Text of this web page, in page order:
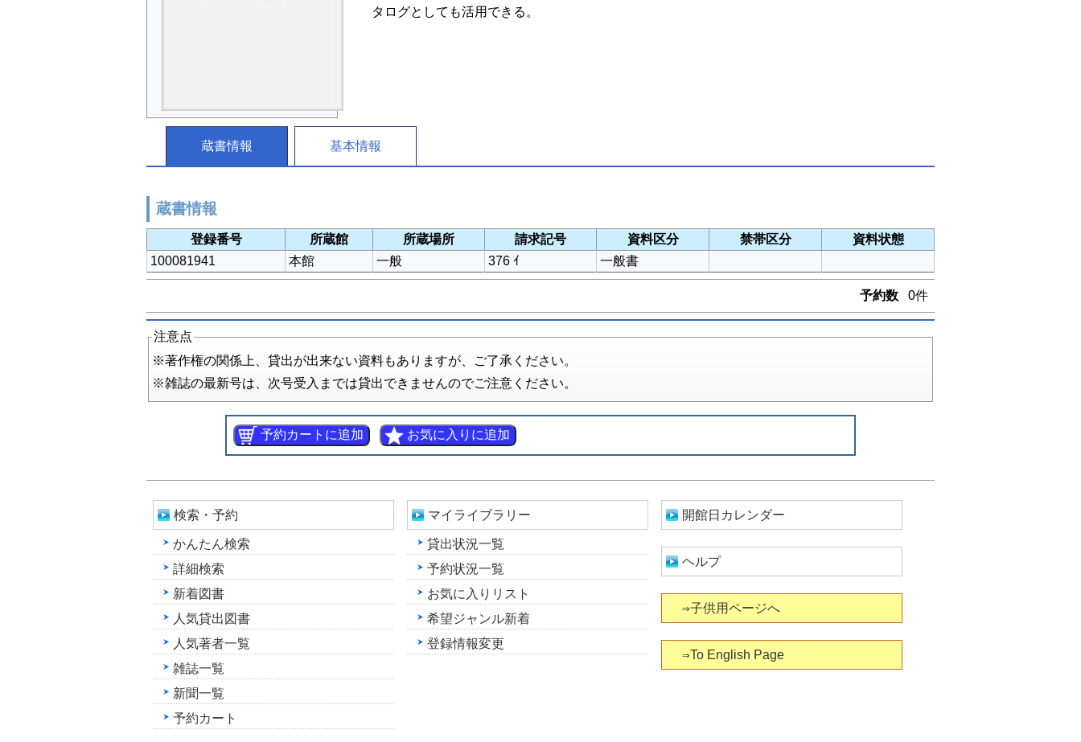
タログとしても活用できる。
蔵書情報 基本情報
蔵書情報
登録番号 所蔵館 所蔵場所 請求記号 資料区分 禁帯区分
資料状態
100081941
本館 一般 376 ｲ 一般書
予約数 0件
注意点
※著作権の関係上、貸出が出来ない資料もありますが、ご了承ください。
※雑誌の最新号は、次号受入までは貸出できませんのでご注意ください。
検索・予約
かんたん検索
詳細検索
新着図書
人気貸出図書
人気著者一覧
雑誌一覧
新聞一覧
予約カート
マイライブラリー
貸出状況一覧
予約状況一覧
お気に入りリスト
希望ジャンル新着
登録情報変更
開館日カレンダー
ヘルプ
⇒子供用ページへ
⇒To English Page